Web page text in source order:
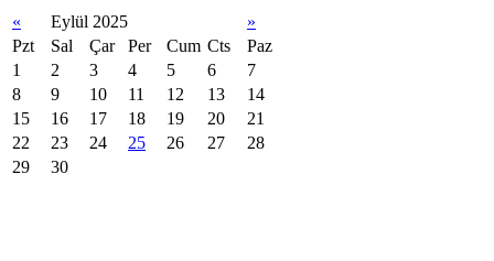
« Eylül 2025
»
Pzt
Sal Çar Per Cum Cts
Paz
1
2 3 4 5 6
7
8
9 10 11 12 13
14
15
16 17 18 19 20
21
22
23 24 25 26 27
28
29
30